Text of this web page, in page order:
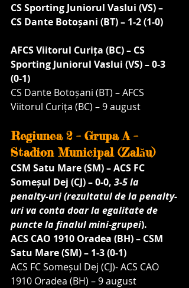
CS Sporting Juniorul Vaslui (VS) –
CS Dante Botoșani (BT) – 1-2 (1-0)
AFCS Viitorul Curița (BC) – CS
Sporting Juniorul Vaslui (VS) – 0-3
(0-1)
CS Dante Botoșani (BT) – AFCS
Viitorul Curița (BC) – 9 august
Regiunea 2 – Grupa A –
Stadion Municipal (Zalău)
CSM Satu Mare (SM) – ACS FC
Someșul Dej (CJ) – 0-0, 3-5 la
penalty-uri (rezultatul de la penalty-
uri va conta doar la egalitate de
puncte la finalul mini-grupei).
ACS CAO 1910 Oradea (BH) – CSM
Satu Mare (SM) – 1-3 (0-1)
ACS FC Someșul Dej (CJ)- ACS CAO
1910 Oradea (BH) – 9 august